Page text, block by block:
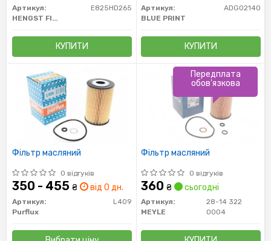
Артикул:
E825HD265
HENGST FILTER
КУПИТИ
Артикул:
ADG02140
BLUE PRINT
КУПИТИ
Фільтр масляний
0 відгуків
350 - 455 ₴ від 0 дн.
Артикул:
L409
Purflux
Фільтр масляний
0 відгуків
360 ₴ сьогодні
Артикул:
28-14 322
0004
MEYLE
Передплата
обов'язкова